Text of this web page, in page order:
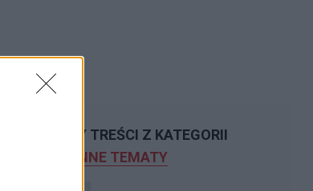
POLECAMY TREŚCI Z KATEGORII
INNE TEMATY